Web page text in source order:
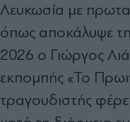
Λευκωσία με
όπως αποκάλυψε
2026 ο Γιώργος
εκπομπής «Το
τραγουδιστής